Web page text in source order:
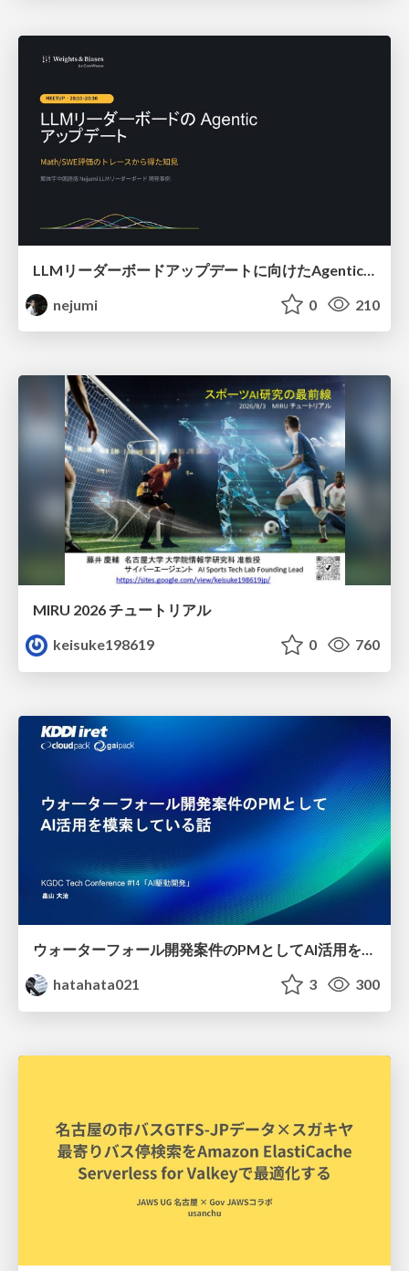
nejumi
0 210
MIRU 2026 チュートリアル
keisuke198619
0 760
ウォーターフォール開発案件のPMとしてAI活用を模索している話
hatahata021
3 300